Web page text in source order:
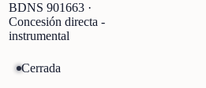
BDNS 901663 ·
Concesión directa -
instrumental
Cerrada